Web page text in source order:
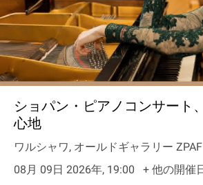
ショパン・ピアノコンサート
心地
ワルシャワ, オールドギャラリー ZPAF
08月 09日 2026年, 19:00
+ 他の開催